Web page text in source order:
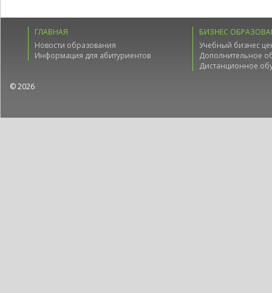
ГЛАВНАЯ
Новости образования
Информация для абитуриентов
БИЗНЕС
Учебный бизнес
Дополнительное
Дистанционное
© 2026